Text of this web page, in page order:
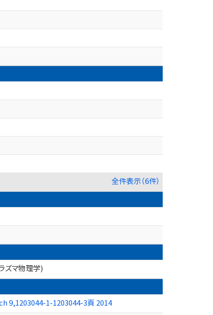
全件表示（6件）
ズマ物理学)
1-1203044-3頁 2014